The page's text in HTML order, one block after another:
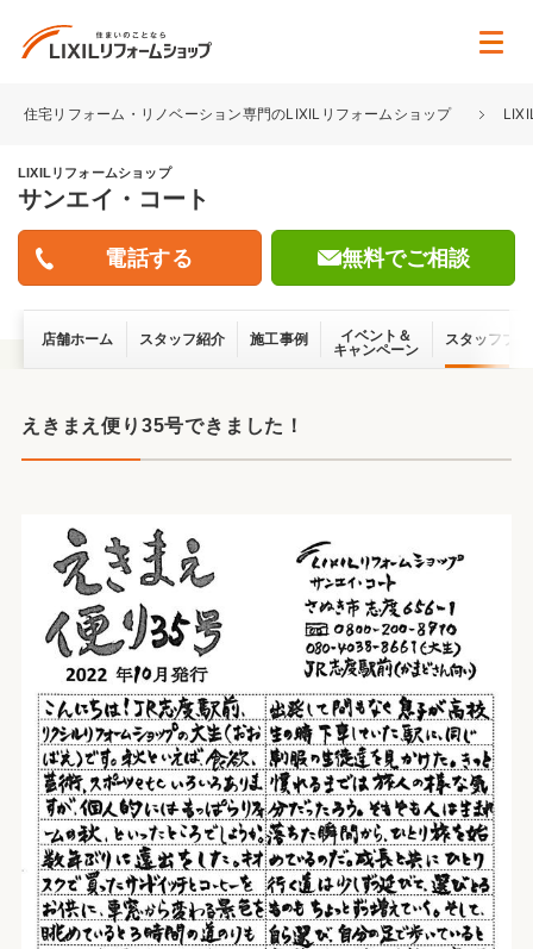
住宅リフォーム・リノベーション専門のLIXILリフォームショップ
LIXILリフォームショップ
サンエイ・コート
無料でご相談
店舗ホーム スタッフ紹介 施工事例
イベント＆
キャンペーン
スタッフブ
えきまえ便り35号できました！